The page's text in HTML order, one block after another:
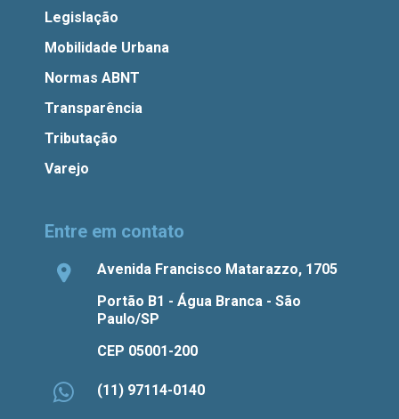
Legislação
Mobilidade Urbana
Normas ABNT
Transparência
Tributação
Varejo
Entre em contato
Avenida Francisco Matarazzo, 1705
Portão B1 - Água Branca - São
Paulo/SP
CEP 05001-200
(11) 97114-0140